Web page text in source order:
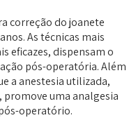
correção do joanete
As técnicas mais
eficazes, dispensam o
pós-operatória. Além
a anestesia utilizada,
uma analgesia
operatório.